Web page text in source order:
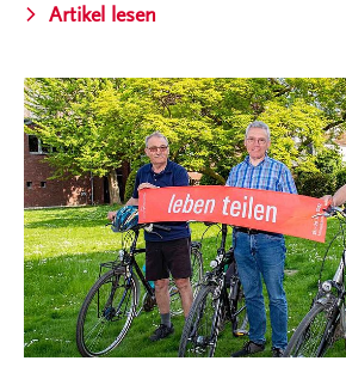
Artikel lesen